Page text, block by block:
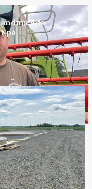
på